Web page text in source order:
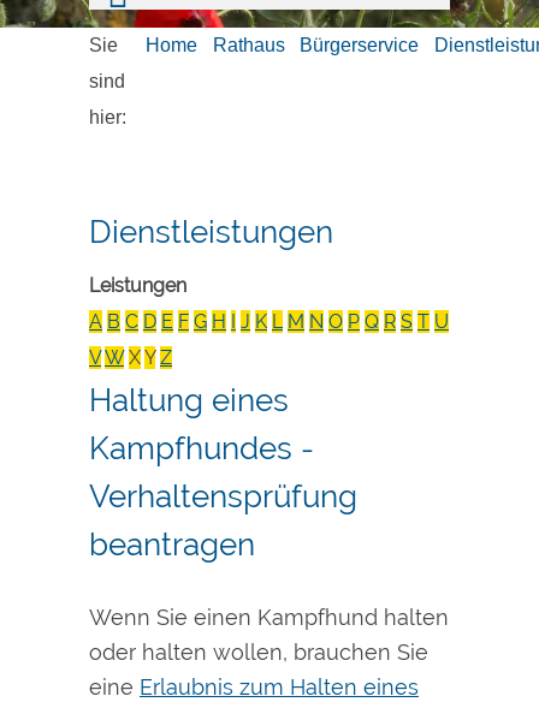
Sie
sind
hier:
Home Rathaus Bürgerservice
Dienstleistungen
Leistungen
A B C D E F G H I J K L M N O P Q R S T U
VW XY Z
Haltung eines
Kampfhundes -
Verhaltensprüfung
beantragen
Wenn Sie einen Kampfhund halten
oder halten wollen, brauchen Sie
eine Erlaubnis zum Halten eines